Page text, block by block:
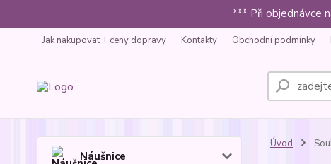
*** Při objednávce
Jak nakupovat + ceny dopravy Kontakty Obchodní podmínky
Náušnice
Úvod